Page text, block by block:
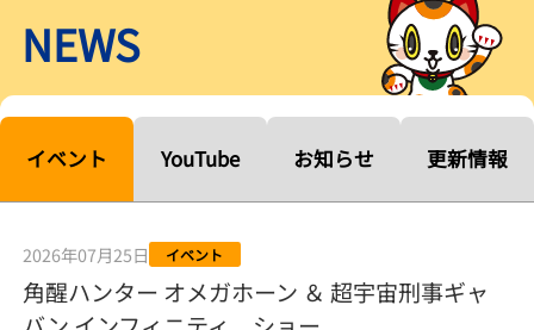
【ルーキーシリーズ第15戦】塚越海斗「伸びを生かす方向で」4カド
から攻める／とこなめボートレース
【常滑ボート・ルーキーＳ】宮崎心之介 うれしいデビュー初優勝
「このままＡ１になれるように」
2026年08月04日
ド！／常滑ボート
2026年08月04日
NEWS
イベント YouTube お知らせ 更新情報
2026年07月25日 イベント
角醒ハンター オメガホーン ＆ 超宇宙刑事ギャ